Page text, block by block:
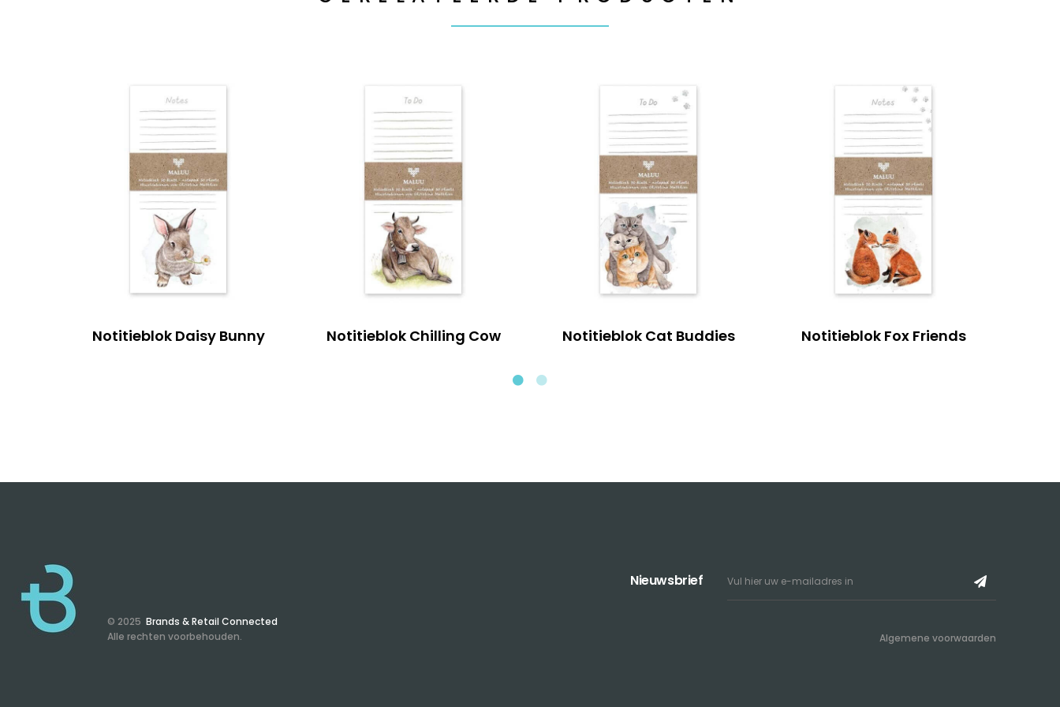
Notitieblok Daisy Bunny Notitieblok Chilling Cow Notitieblok Cat Buddies Notitieblok Fox Friends
© 2025 Brands & Retail Connected
Alle rechten voorbehouden.
Nieuwsbrief
Algemene voorwaarden